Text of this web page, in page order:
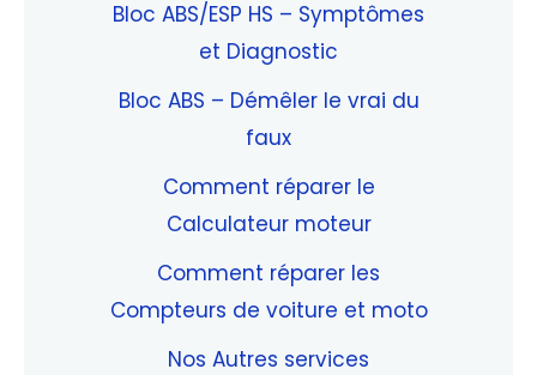
Bloc ABS/ESP HS – Symptômes
et Diagnostic
Bloc ABS – Démêler le vrai du
faux
Comment réparer le
Calculateur moteur
Comment réparer les
Compteurs de voiture et moto
Nos Autres services